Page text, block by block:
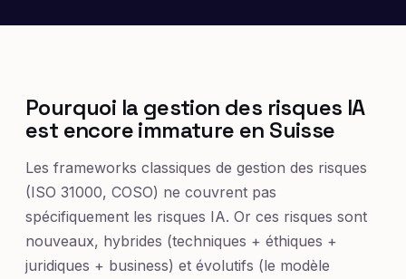
Pourquoi la gestion des risques IA
est encore immature en Suisse
Les frameworks classiques de gestion des risques
(ISO 31000, COSO) ne couvrent pas
spécifiquement les risques IA. Or ces risques sont
nouveaux, hybrides (techniques + éthiques +
juridiques + business) et évolutifs (le modèle